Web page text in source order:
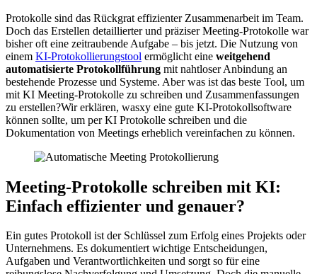
Protokolle sind das Rückgrat effizienter Zusammenarbeit im Team.
Doch das Erstellen detaillierter und präziser Meeting-Protokolle war
bisher oft eine zeitraubende Aufgabe – bis jetzt. Die Nutzung von
einem KI-Protokollierungstool ermöglicht eine weitgehend
automatisierte Protokollführung mit nahtloser Anbindung an
bestehende Prozesse und Systeme. Aber was ist das beste Tool, um
mit KI Meeting-Protokolle zu schreiben und Zusammenfassungen
zu erstellen?Wir erklären, wasxy eine gute KI-Protokollsoftware
können sollte, um per KI Protokolle schreiben und die
Dokumentation von Meetings erheblich vereinfachen zu können.
Meeting-Protokolle schreiben mit KI:
Einfach effizienter und genauer?
Ein gutes Protokoll ist der Schlüssel zum Erfolg eines Projekts oder
Unternehmens. Es dokumentiert wichtige Entscheidungen,
Aufgaben und Verantwortlichkeiten und sorgt so für eine